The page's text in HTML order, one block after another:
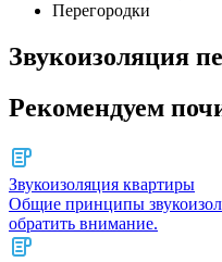
Перегородки
Звукоизоляция
Рекомендуем
Звукоизоляция квартиры
Общие принципы
обратить внимание.